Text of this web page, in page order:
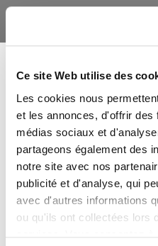
Ce site Web utilise des
Les cookies nous
et les annonces, d'offrir des
médias sociaux et
partageons également des
notre site avec nos
publicité et d'analyse, qui
avec d'autres informations
ou qu'ils ont collectées lors